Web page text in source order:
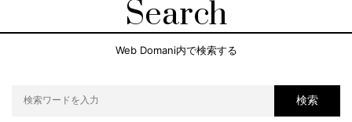
Search
Web Domani内で検索する
検索